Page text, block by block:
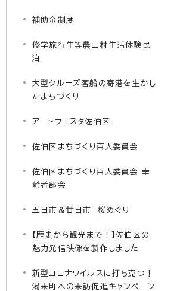
補助金制度
修学旅行生等農山村生活体験民
泊
大型クルーズ客船の寄港を生かし
たまちづくり
アートフェスタ佐伯区
佐伯区まちづくり百人委員会
佐伯区まちづくり百人委員会 幸
齢者部会
五日市＆廿日市 桜めぐり
【歴史から観光まで！】佐伯区の
魅力発信映像を製作しました
新型コロナウイルスに打ち克つ！
湯来町への来訪促進キャンペーン